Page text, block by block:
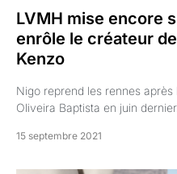
LVMH mise encore
enrôle le créateur
Kenzo
Nigo reprend les rennes
Oliveira Baptista en juin dernier.
15 septembre 2021